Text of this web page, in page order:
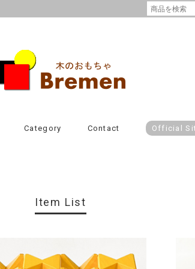
Category Contact Official
Item List